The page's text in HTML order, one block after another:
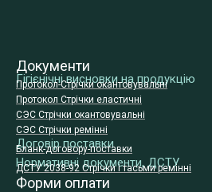
Документи
Гігієнічні висновки на продукцію
Протокол-Стрічки окантовувальні
Протокол Стрічки еластичні
СЭС Стрічки окантовувальні
СЭС Стрічки ремінні
Договір поставки
Бланк-договору-поставки
Нормативні документи, ДСТУ
ДСТУ 2038-92 Стрічки і тасьми ремінні
Форми оплати